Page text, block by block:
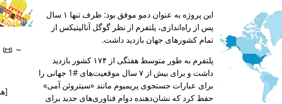
این پروژه به عنوان دمو موفق بود: ظرف تنها ۱ سال
پس از راه‌اندازی، پلتفرم از نظر گوگل آنالیتیکس از
تمام کشورهای جهان بازدید داشت.
پلتفرم به طور متوسط هفتگی از ۱۷۴ کشور بازدید
داشت و برای بیش از ۷ سال موقعیت‌های #1 جهانی را
برای عبارات جستجوی پریمیوم مانند
سیتروئن آمی
حفظ کرد که نشان‌دهنده دوام فناوری‌های جدید برای
♥ Marish
~
📜
[